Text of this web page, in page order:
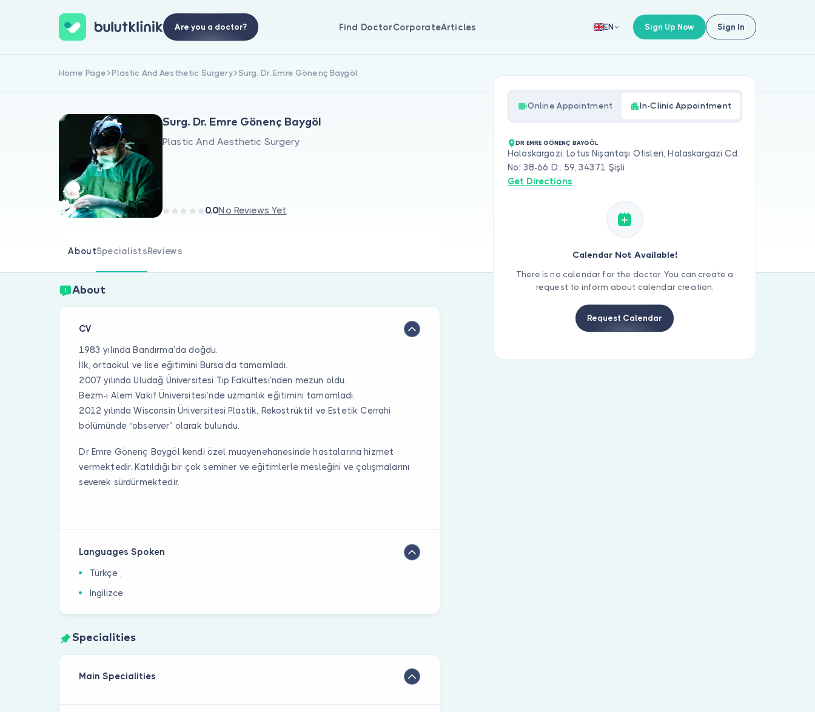
Are you a doctor? Find DoctorCorporateArticles EN Sign Up Now Sign In
Home Page Plastic And Aesthetic Surgery Surg. Dr. Emre Gönenç Baygöl
Surg. Dr. Emre Gönenç Baygöl
Plastic And Aesthetic Surgery
0.0No Reviews Yet
AboutSpecialistsReviews
About
CV
1983 yılında Bandırma’da doğdu.
İlk, ortaokul ve lise eğitimini Bursa’da tamamladı.
2007 yılında Uludağ Üniversitesi Tıp Fakültesi’nden mezun oldu.
Bezm-i Alem Vakıf Üniversitesi’nde uzmanlık eğitimini tamamladı.
2012 yılında Wisconsin Üniversitesi Plastik, Rekostrüktif ve Estetik Cerrahi
bölümünde “observer” olarak bulundu.
Dr Emre Gönenç Baygöl kendi özel muayenehanesinde hastalarına hizmet
vermektedir. Katıldığı bir çok seminer ve eğitimlerle mesleğini ve çalışmalarını
severek sürdürmektedir.
Languages Spoken
Türkçe ,
İngilizce
Specialities
Main Specialities
Online Appointment In-Clinic Appointment
DR EMRE GÖNENÇ BAYGÖL
Halaskargazi, Lotus Nişantaşı Ofisleri, Halaskargazi Cd.
No: 38-66 D:. 59, 34371 Şişli
Get Directions
Calendar Not Available!
There is no calendar for the doctor. You can create a
request to inform about calendar creation.
Request Calendar